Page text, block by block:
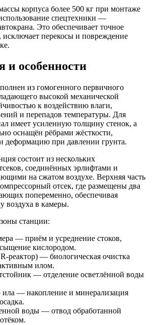
корпуса более 500 кг при монтаже
спецтехники —
Это обеспечивает точное
перекосы и повреждение
и особенности
из гомогенного первичного
высокой механической
к воздействию влаги,
и перепадов температуры. Для
имеет усиленную толщину стенок, а
оснащён рёбрами жёсткости,
при давлении грунта.
состоит из нескольких
соединённых эрлифтами и
на сжатом воздухе. Верхняя часть
отсек, где размещены два
попеременно, обеспечивая
воздуха в камеры.
станции:
— приём и усреднение стоков,
кислородом.
реактор) — биологическая очистка
илом.
— отделение осветлённой воды
ила — накопление и минерализация
воды — отвод обработанной